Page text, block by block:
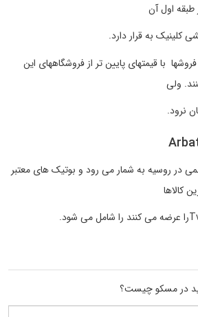
اول آن
کلینیک به قرار دارد.
با قیمتهای پایین تر از فروشگاههای این
ولی
نرود.
در روسیه به شمار می رود و بوتیک های معتبر
کالاها
در مسکو چیست؟